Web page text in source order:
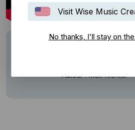
Visit Wise Music
No thanks, I'll stay on
Max Richter
Auteur : Max Richter